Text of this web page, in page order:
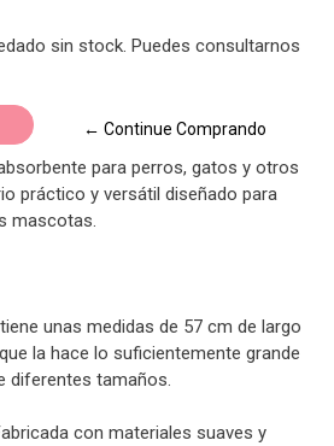
sin stock. Puedes consultarnos
← Continue Comprando
para perros, gatos y otros
práctico y versátil diseñado para
mascotas.
unas medidas de 57 cm de largo
la hace lo suficientemente grande
diferentes tamaños.
con materiales suaves y